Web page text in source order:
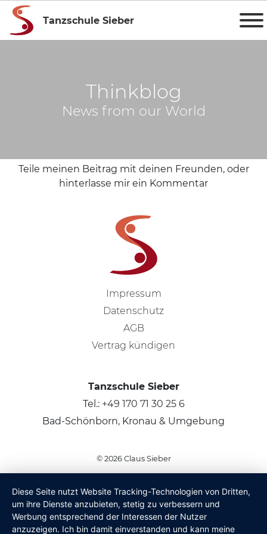
Tanzschule Sieber
Thinkblog
News from our World
Teile meinen Beitrag mit deinen Freunden, oder
hinterlasse mir ein Kommentar
Impressum
Datenschutz
AGB
Vertrag kündigen
Tanzschule Sieber
Tel.: +49 170 71 30 25 6
Bad-Schönborn, Kronau & Umgebung
© 2026 Claus Sieber
Diese Seite nutzt Website Tracking-Technologien von Dritten,
um ihre Dienste anzubieten, stetig zu verbessern und
Werbung entsprechend der Interessen der Nutzer
anzuzeigen. Ich bin damit einverstanden und kann meine